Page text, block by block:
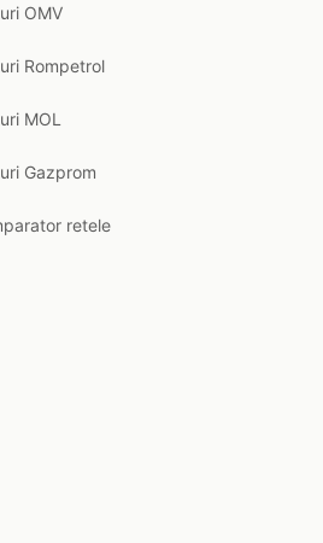
OMV
Rompetrol
MOL
Gazprom
retele